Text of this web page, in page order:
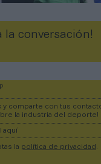
la conversación!
y comparte con tus
la industria del deporte!
la política de privacidad .